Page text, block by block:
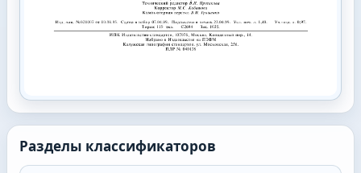
Разделы классификаторов